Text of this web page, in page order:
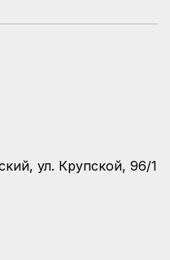
ул. Крупской, 96/1